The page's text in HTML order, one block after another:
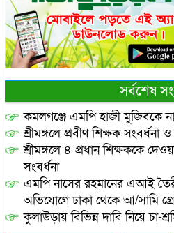
সর্বশেষ
কমলগঞ্জে এমপি হাজী মুজিবকে
শ্রীমঙ্গলে প্রবীণ শিক্ষক সংবর্ধনা
শ্রীমঙ্গলে ৪ প্রধান শিক্ষককে
সংবর্ধনা
এমপি নাসের রহমানের এআই
অভিযোগে ঢাকা থেকে আ/সামি
কুলাউড়ায় বিভিন্ন দাবি নিয়ে চা-